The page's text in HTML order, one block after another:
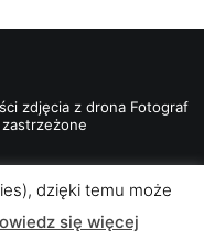
zdjęcia z drona Fotograf
dzięki temu może
się więcej